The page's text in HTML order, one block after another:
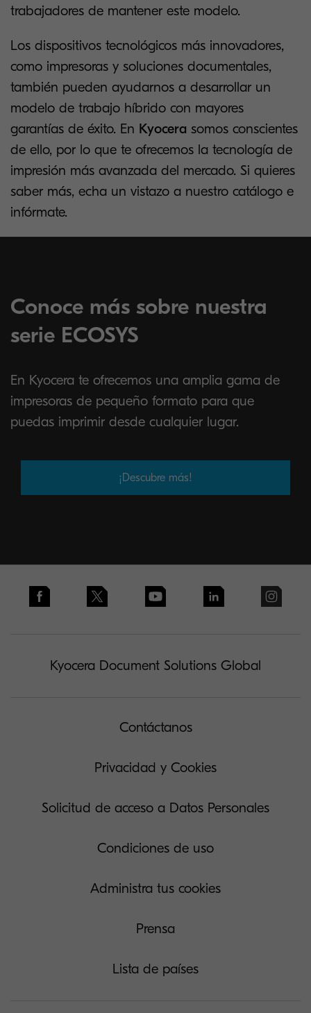
trabajadores de mantener este modelo.
Los dispositivos tecnológicos más innovadores,
como impresoras y soluciones documentales,
también pueden ayudarnos a desarrollar un
modelo de trabajo híbrido con mayores
garantías de éxito. En Kyocera somos conscientes
de ello, por lo que te ofrecemos la tecnología de
impresión más avanzada del mercado. Si quieres
saber más, echa un vistazo a nuestro catálogo e
infórmate.
Conoce más sobre nuestra
serie ECOSYS
En Kyocera te ofrecemos una amplia gama de
impresoras de pequeño formato para que
puedas imprimir desde cualquier lugar.
¡Descubre más!
Kyocera Document Solutions Global
Contáctanos
Privacidad y Cookies
Solicitud de acceso a Datos Personales
Condiciones de uso
Administra tus cookies
Prensa
Lista de países